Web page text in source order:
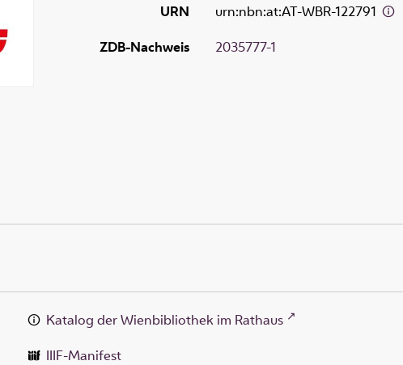
URN
urn:nbn:at:AT-WBR-122791
ZDB-Nachweis
2035777-1
Katalog der Wienbibliothek im Rathaus
IIIF-Manifest